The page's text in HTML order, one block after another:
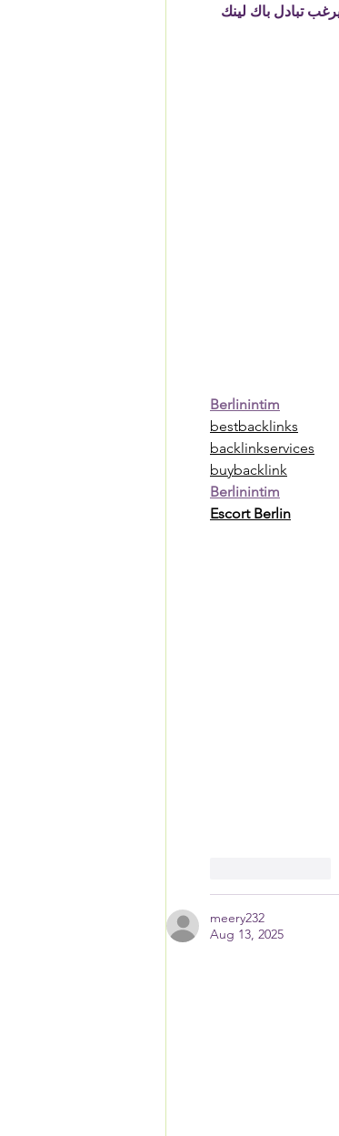
جودة عاليةمن يرغب تبادل باك لينك
Berlinintim
bestbacklinks
backlinkservices
buybacklink
Berlinintim
Escort Berlin
meery232
Aug 13, 2025